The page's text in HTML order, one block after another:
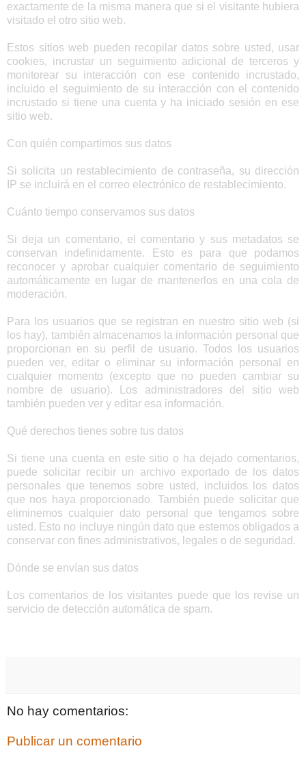
exactamente de la misma manera que si el visitante hubiera
visitado el otro sitio web.
Estos sitios web pueden recopilar datos sobre usted, usar
cookies, incrustar un seguimiento adicional de terceros y
monitorear su interacción con ese contenido incrustado,
incluido el seguimiento de su interacción con el contenido
incrustado si tiene una cuenta y ha iniciado sesión en ese
sitio web.
Con quién compartimos sus datos
Si solicita un restablecimiento de contraseña, su dirección
IP se incluirá en el correo electrónico de restablecimiento.
Cuánto tiempo conservamos sus datos
Si deja un comentario, el comentario y sus metadatos se
conservan indefinidamente. Esto es para que podamos
reconocer y aprobar cualquier comentario de seguimiento
automáticamente en lugar de mantenerlos en una cola de
moderación.
Para los usuarios que se registran en nuestro sitio web (si
los hay), también almacenamos la información personal que
proporcionan en su perfil de usuario. Todos los usuarios
pueden ver, editar o eliminar su información personal en
cualquier momento (excepto que no pueden cambiar su
nombre de usuario). Los administradores del sitio web
también pueden ver y editar esa información.
Qué derechos tienes sobre tus datos
Si tiene una cuenta en este sitio o ha dejado comentarios,
puede solicitar recibir un archivo exportado de los datos
personales que tenemos sobre usted, incluidos los datos
que nos haya proporcionado. También puede solicitar que
eliminemos cualquier dato personal que tengamos sobre
usted. Esto no incluye ningún dato que estemos obligados a
conservar con fines administrativos, legales o de seguridad.
Dónde se envían sus datos
Los comentarios de los visitantes puede que los revise un
servicio de detección automática de spam.
No hay comentarios:
Publicar un comentario